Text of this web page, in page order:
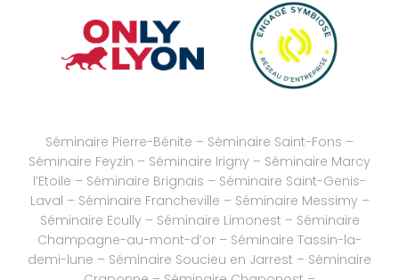
Séminaire Pierre-Bénite – Séminaire Saint-Fons –
Séminaire Feyzin – Séminaire Irigny – Séminaire Marcy
l’Etoile – Séminaire Brignais – Séminaire Saint-Genis-
Laval – Séminaire Francheville – Séminaire Messimy–
Séminaire Ecully– Séminaire Limonest – Séminaire
Champagne-au-mont-d’or – Séminaire Tassin-la-
demi-lune – Séminaire Soucieu en Jarrest – Séminaire